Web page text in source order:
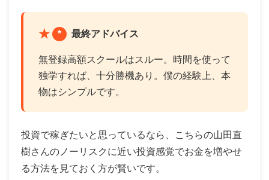
* 最終アドバイス
無登録高額スクールはスルー。時間を使って
独学すれば、十分勝機あり。僕の経験上、本
物はシンプルです。
投資で稼ぎたいと思っているなら、こちらの山田直
樹さんのノーリスクに近い投資感覚でお金を増やせ
る方法を見ておく方が賢いです。